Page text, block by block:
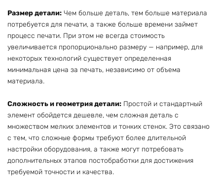
Размер детали: Чем больше деталь, тем больше материала
потребуется для печати, а также больше времени займет
процесс печати. При этом не всегда стоимость
увеличивается пропорционально размеру — например, для
некоторых технологий существует определенная
минимальная цена за печать, независимо от объема
материала.
Сложность и геометрия детали: Простой и стандартный
элемент обойдется дешевле, чем сложная деталь с
множеством мелких элементов и тонких стенок. Это связано
с тем, что сложные формы требуют более длительной
настройки оборудования, а также могут потребовать
дополнительных этапов постобработки для достижения
требуемой точности и качества.